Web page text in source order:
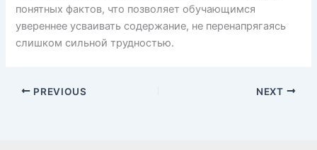
понятных фактов, что позволяет обучающимся
увереннее усваивать содержание, не перенапрягаясь
слишком сильной трудностью.
PREVIOUS NEXT